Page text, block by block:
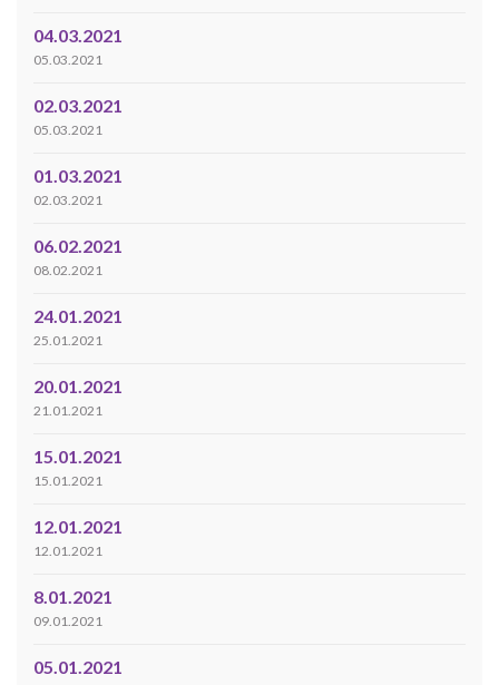
04.03.2021
05.03.2021
02.03.2021
05.03.2021
01.03.2021
02.03.2021
06.02.2021
08.02.2021
24.01.2021
25.01.2021
20.01.2021
21.01.2021
15.01.2021
15.01.2021
12.01.2021
12.01.2021
8.01.2021
09.01.2021
05.01.2021